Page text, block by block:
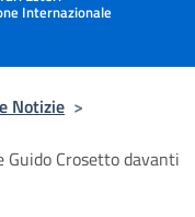
Internazionale
Notizie >
Crosetto davanti